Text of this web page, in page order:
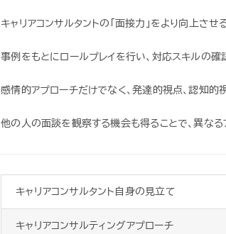
キャリアコンサルタントの「面接力」をより向上させ
事例をもとにロールプレイを行い、対応スキルの確
感情的アプローチだけでなく、発達的視点、認知的
他の人の面談を観察する機会も得ることで、異な
キャリアコンサルタント自身の見立て
キャリアコンサルティングアプローチ